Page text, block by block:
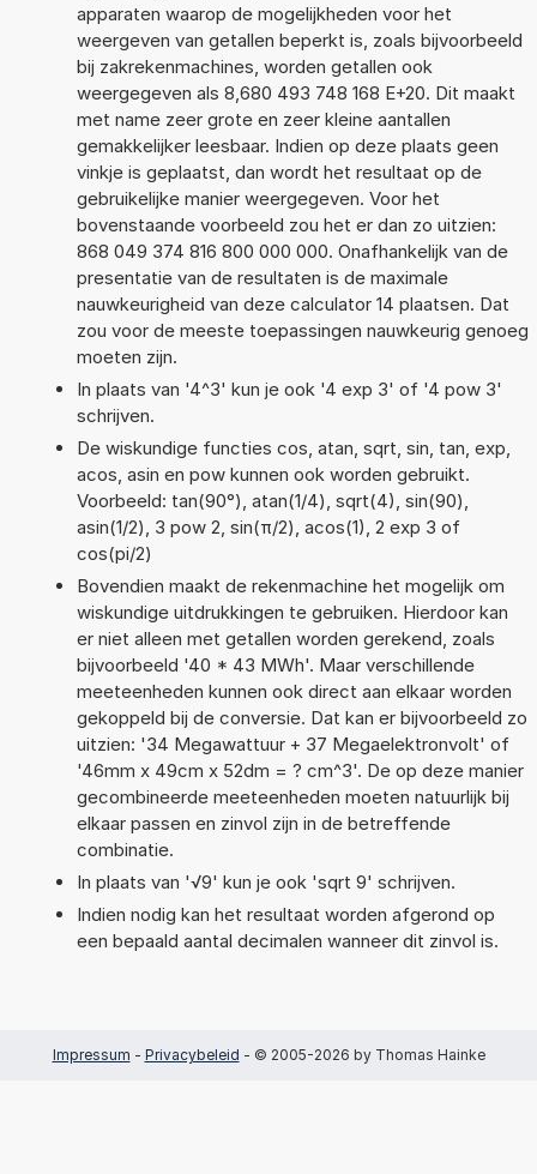
apparaten waarop de mogelijkheden voor het
weergeven van getallen beperkt is, zoals bijvoorbeeld
bij zakrekenmachines, worden getallen ook
weergegeven als 8,680 493 748 168 E+20. Dit maakt
met name zeer grote en zeer kleine aantallen
gemakkelijker leesbaar. Indien op deze plaats geen
vinkje is geplaatst, dan wordt het resultaat op de
gebruikelijke manier weergegeven. Voor het
bovenstaande voorbeeld zou het er dan zo uitzien:
868 049 374 816 800 000 000. Onafhankelijk van de
presentatie van de resultaten is de maximale
nauwkeurigheid van deze calculator 14 plaatsen. Dat
zou voor de meeste toepassingen nauwkeurig genoeg
moeten zijn.
In plaats van '4^3' kun je ook '4 exp 3' of '4 pow 3'
schrijven.
De wiskundige functies cos, atan, sqrt, sin, tan, exp,
acos, asin en pow kunnen ook worden gebruikt.
Voorbeeld: tan(90°), atan(1/4), sqrt(4), sin(90),
asin(1/2), 3 pow 2, sin(π/2), acos(1), 2 exp 3 of
cos(pi/2)
Bovendien maakt de rekenmachine het mogelijk om
wiskundige uitdrukkingen te gebruiken. Hierdoor kan
er niet alleen met getallen worden gerekend, zoals
bijvoorbeeld '40 * 43 MWh'. Maar verschillende
meeteenheden kunnen ook direct aan elkaar worden
gekoppeld bij de conversie. Dat kan er bijvoorbeeld zo
uitzien: '34 Megawattuur + 37 Megaelektronvolt' of
'46mm x 49cm x 52dm = ? cm^3'. De op deze manier
gecombineerde meeteenheden moeten natuurlijk bij
elkaar passen en zinvol zijn in de betreffende
combinatie.
In plaats van '√9' kun je ook 'sqrt 9' schrijven.
Indien nodig kan het resultaat worden afgerond op
een bepaald aantal decimalen wanneer dit zinvol is.
Impressum - Privacybeleid - © 2005-2026 by Thomas Hainke